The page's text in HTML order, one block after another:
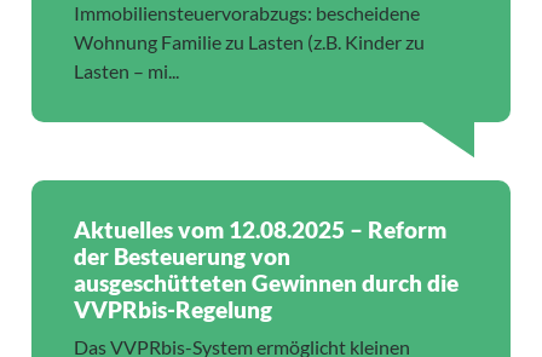
Immobiliensteuervorabzugs: bescheidene
Wohnung Familie zu Lasten (z.B. Kinder zu
Lasten – mi...
Aktuelles vom 12.08.2025 – Reform
der Besteuerung von
ausgeschütteten Gewinnen durch die
VVPRbis-Regelung
Das VVPRbis-System ermöglicht kleinen